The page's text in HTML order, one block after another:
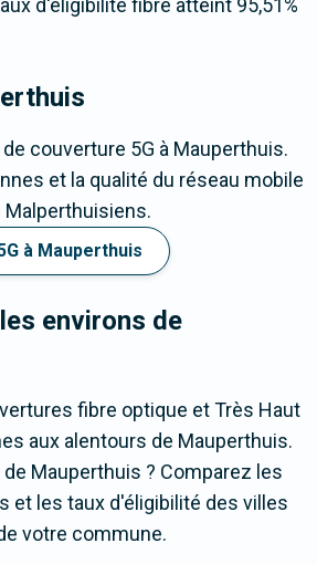
d'éligibilité fibre atteint 95,51%
couverture 5G à Mauperthuis.
et la qualité du réseau mobile
à Mauperthuis
environs de
fibre optique et Très Haut
aux alentours de Mauperthuis.
Mauperthuis ? Comparez les
et les taux d'éligibilité des villes
votre commune.